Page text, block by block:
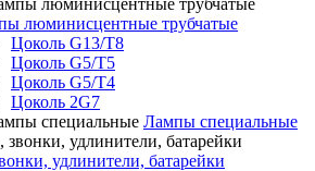
люминисцентные трубчатые
Цоколь G13/T8
Цоколь G5/Т5
Цоколь G5/T4
Цоколь 2G7
Лампы специальные
удлинители, батарейки